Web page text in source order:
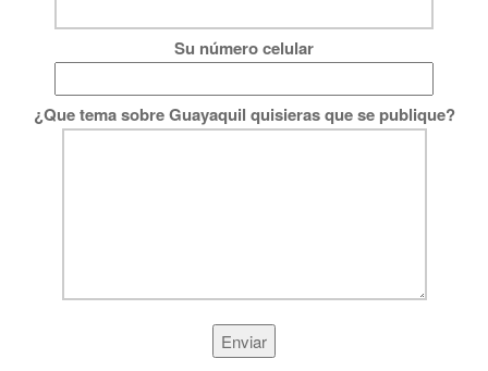
Su número celular
¿Que tema sobre Guayaquil quisieras que se publique?